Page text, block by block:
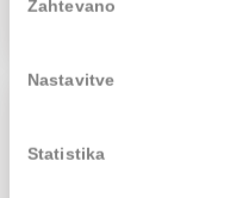
soglasja
Zahtevano
Nastavitve
Statistika
Kaj zame pomeni